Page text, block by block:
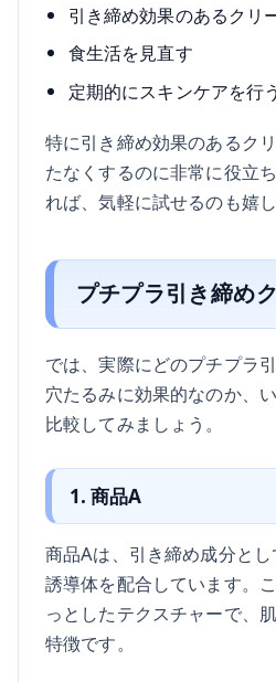
引き締め効果のあるクリ
食生活を見直す
定期的にスキンケアを行う
特に引き締め効果のあるク
たなくするのに非常に役立
れば、気軽に試せるのも嬉
プチプラ引き締め
では、実際にどのプチプラ
穴たるみに効果的なのか、
比較してみましょう。
1. 商品A
商品Aは、引き締め成分と
誘導体を配合しています。
っとしたテクスチャーで、
特徴です。